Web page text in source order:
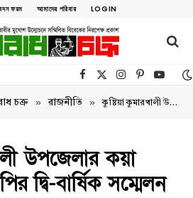
ফরম আমাদের পরিবার LOGIN
Facebook
X (Twitter)Instagram
Pinterest
চক্র » রাজনীতি » কুষ্টিয়া কুমারখালী উপজেলার কয়া ইউনিয়ন বিএনপির দ্বি-বার্ষিক সম্মেলন অনুষ্ঠিত
উপজেলার কয়া
দ্বি-বার্ষিক সম্মেলন